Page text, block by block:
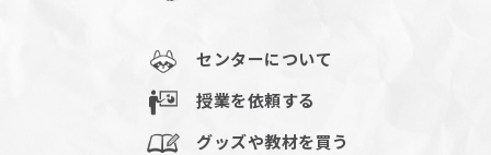
センターについて
授業を依頼する
グッズや教材を買う